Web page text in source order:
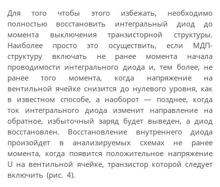
Для того чтобы этого избежать, необходимо
полностью восстановить интегральный диод до
момента выключения транзисторной структуры.
Наиболее просто это осуществить, если МДП-
структуру включать не ранее момента начала
проводимости интегрального диода и, тем более, не
ранее того момента, когда напряжение на
вентильной ячейке снизится до нулевого уровня, как
в известном способе, а наоборот — позднее, когда
ток интегрального диода изменит направление на
обратное, избыточный заряд будет выведен, а диод
восстановлен. Восстановление внутреннего диода
произойдет в анализируемых схемах не ранее
момента, когда появится положительное напряжение
U на вентильной ячейке, транзистор которой следует
включить (рис. 4).